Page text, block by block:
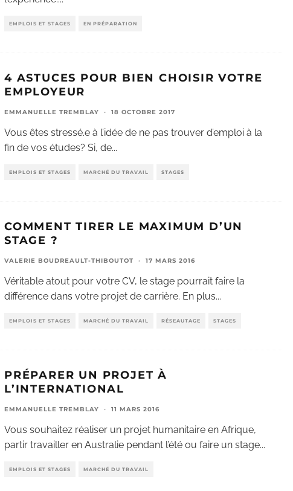
EMPLOIS ET STAGES EN PRÉPARATION
4 ASTUCES POUR BIEN CHOISIR VOTRE
EMPLOYEUR
EMMANUELLE TREMBLAY · 18 OCTOBRE 2017
Vous êtes stressé.e à l’idée de ne pas trouver d’emploi à la
fin de vos études? Si, de...
EMPLOIS ET STAGES MARCHÉ DU TRAVAIL STAGES
COMMENT TIRER LE MAXIMUM D’UN
STAGE ?
VALERIE BOUDREAULT-THIBOUTOT · 17 MARS 2016
Véritable atout pour votre CV, le stage pourrait faire la
différence dans votre projet de carrière. En plus...
EMPLOIS ET STAGES MARCHÉ DU TRAVAIL RÉSEAUTAGE STAGES
PRÉPARER UN PROJET À
L’INTERNATIONAL
EMMANUELLE TREMBLAY · 11 MARS 2016
Vous souhaitez réaliser un projet humanitaire en Afrique,
partir travailler en Australie pendant l’été ou faire un stage...
EMPLOIS ET STAGES MARCHÉ DU TRAVAIL